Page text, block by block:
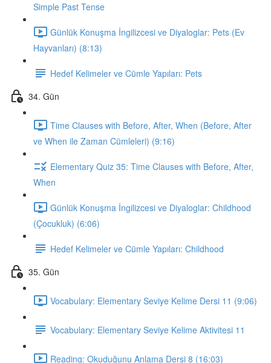
Simple Past Tense
Günlük Konuşma İngilizcesi ve Diyaloglar: Pets (Ev
Hayvanları) (8:13)
Hedef Kelimeler ve Cümle Yapıları: Pets
34. Gün
Time Clauses with Before, After, When (Before, After
ve When ile Zaman Cümleleri) (9:16)
Elementary Quiz 35: Time Clauses with Before, After,
When
Günlük Konuşma İngilizcesi ve Diyaloglar: Childhood
(Çocukluk) (6:06)
Hedef Kelimeler ve Cümle Yapıları: Childhood
35. Gün
Vocabulary: Elementary Seviye Kelime Dersi 11 (9:06)
Vocabulary: Elementary Seviye Kelime Aktivitesi 11
Reading: Okuduğunu Anlama Dersi 8 (16:03)